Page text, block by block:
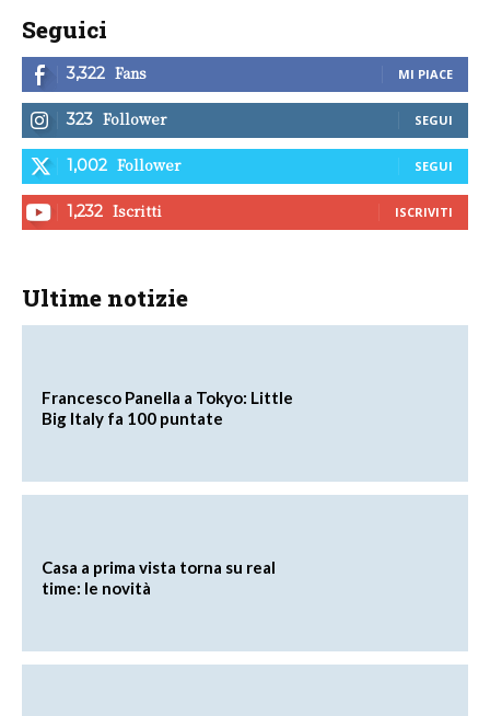
Seguici
3,322 Fans MI PIACE
323 Follower SEGUI
1,002 Follower SEGUI
1,232 Iscritti ISCRIVITI
Ultime notizie
Francesco Panella a Tokyo: Little
Big Italy fa 100 puntate
Casa a prima vista torna su real
time: le novità